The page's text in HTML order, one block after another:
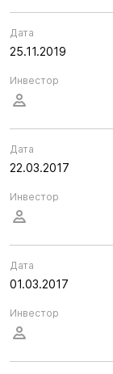
Дата
25.11.2019
Инвестор
Дата
22.03.2017
Инвестор
Дата
01.03.2017
Инвестор